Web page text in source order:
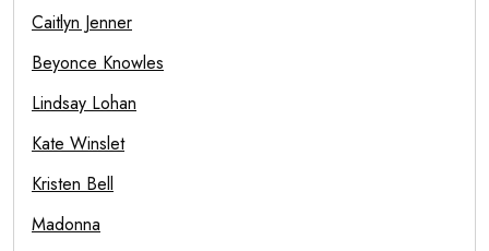
Caitlyn Jenner
Beyonce Knowles
Lindsay Lohan
Kate Winslet
Kristen Bell
Madonna